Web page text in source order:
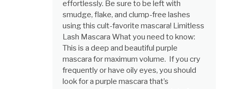
effortlessly. Be sure to be left with
smudge, flake, and clump-free lashes
using this cult-favorite mascara! Limitless
Lash Mascara What you need to know:
This is a deep and beautiful purple
mascara for maximum volume. If you cry
frequently or have oily eyes, you should
look for a purple mascara that’s